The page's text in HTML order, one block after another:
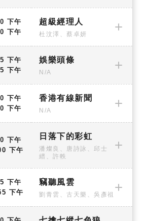
下午
下午
超級經理人
杜汶澤、蔡卓妍
下午
下午
娛樂頭條
N/A
下午
下午
香港有線新聞
N/A
下午
下午
日落下的彩虹
潘燦良、唐詩詠、邱士
縉、許軼
下午
下午
竊聽風雲
劉青雲、古天樂、吳彥祖